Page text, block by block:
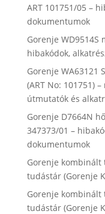
ART 101751/05 –
dokumentumok
Gorenje WD9514S
hibakódok,
Gorenje WA63121
(ART No: 101751)
útmutatók és
Gorenje D7664N
347373/01 –
dokumentumok
Gorenje kombinált
tudástár (Gorenje
Gorenje kombinált
tudástár (Gorenje